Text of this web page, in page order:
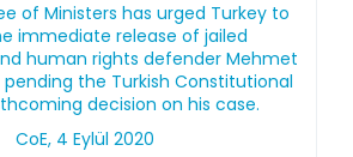
of Ministers has urged Turkey to
immediate release of jailed
human rights defender Mehmet
pending the Turkish Constitutional
decision on his case.
CoE, 4 Eylül 2020